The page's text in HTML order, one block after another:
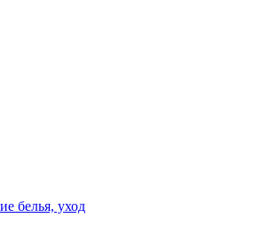
белья, уход